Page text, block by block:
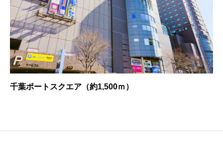
千葉ポートスクエア（約1,500ｍ）